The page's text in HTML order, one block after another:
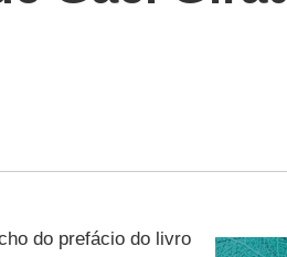
do prefácio do livro